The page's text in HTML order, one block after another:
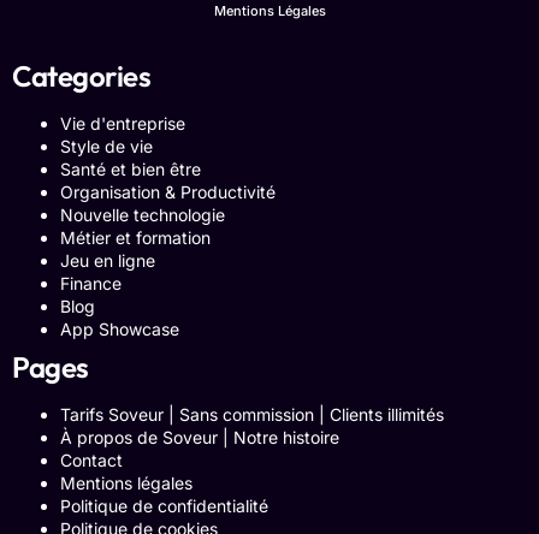
Mentions Légales
Categories
Vie d'entreprise
Style de vie
Santé et bien être
Organisation & Productivité
Nouvelle technologie
Métier et formation
Jeu en ligne
Finance
Blog
App Showcase
Pages
Tarifs Soveur | Sans commission | Clients illimités
À propos de Soveur | Notre histoire
Contact
Mentions légales
Politique de confidentialité
Politique de cookies